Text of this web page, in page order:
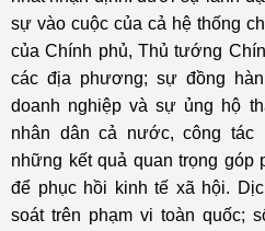
sự vào cuộc của cả hệ thống
của Chính phủ, Thủ tướng
các địa phương; sự đồng
doanh nghiệp và sự ủng hộ
nhân dân cả nước, công tác
những kết quả quan trọng góp
để phục hồi kinh tế xã hội.
soát trên phạm vi toàn quốc;